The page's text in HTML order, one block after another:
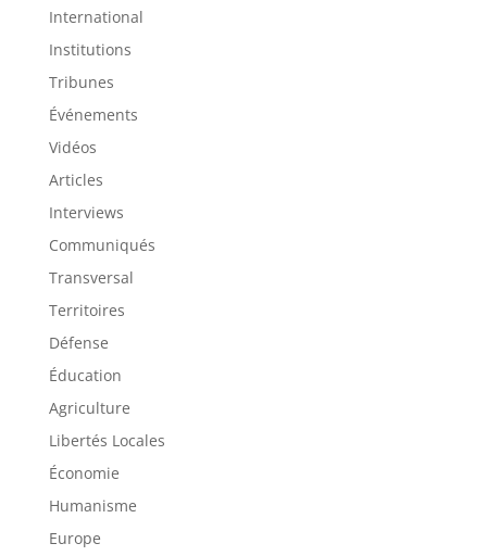
International
Institutions
Tribunes
Événements
Vidéos
Articles
Interviews
Communiqués
Transversal
Territoires
Défense
Éducation
Agriculture
Libertés Locales
Économie
Humanisme
Europe